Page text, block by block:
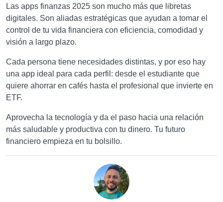
Las apps finanzas 2025 son mucho más que libretas
digitales. Son aliadas estratégicas que ayudan a tomar el
control de tu vida financiera con eficiencia, comodidad y
visión a largo plazo.
Cada persona tiene necesidades distintas, y por eso hay
una app ideal para cada perfil: desde el estudiante que
quiere ahorrar en cafés hasta el profesional que invierte en
ETF.
Aprovecha la tecnología y da el paso hacia una relación
más saludable y productiva con tu dinero. Tu futuro
financiero empieza en tu bolsillo.